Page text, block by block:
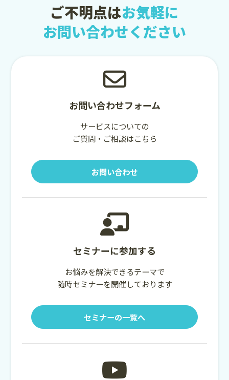
ご不明点はお気軽に
お問い合わせください
お問い合わせフォーム
サービスについての
ご質問・ご相談はこちら
お問い合わせ
セミナーに参加する
お悩みを解決できるテーマで
随時セミナーを開催しております
セミナーの一覧へ